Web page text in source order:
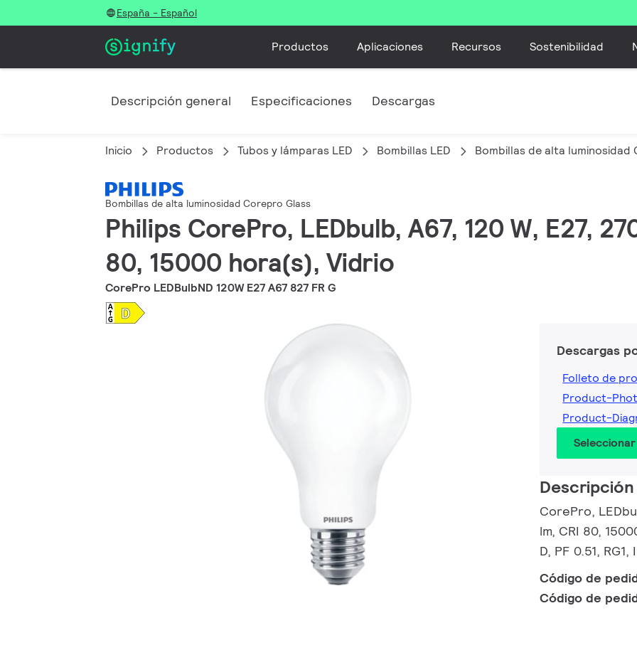
España - Español
Productos Aplicaciones Recursos Sostenibilidad
Descripción general Especificaciones Descargas
Inicio Productos Tubos y lámparas LED Bombillas LED Bombillas de alta luminosidad
Bombillas de alta luminosidad Corepro Glass
Philips CorePro, LEDbulb, A67, 120 W, E27,
80, 15000 hora(s), Vidrio
CorePro LEDBulbND 120W E27 A67 827 FR G
Descargas
Folleto de
Product-
Product-
CorePro,
lm, CRI 80,
D, PF 0.51,
Código de
Código de